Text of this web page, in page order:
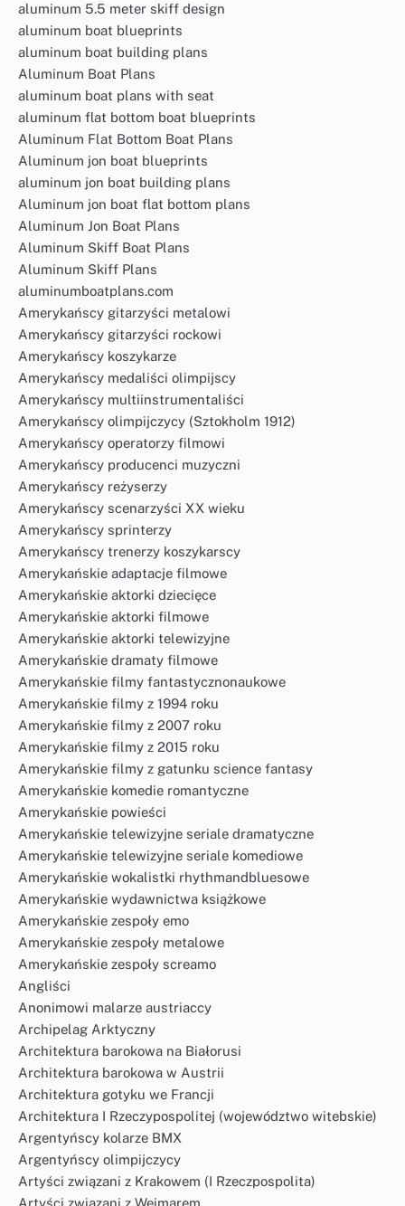
aluminum 5.5 meter skiff design
aluminum boat blueprints
aluminum boat building plans
Aluminum Boat Plans
aluminum boat plans with seat
aluminum flat bottom boat blueprints
Aluminum Flat Bottom Boat Plans
Aluminum jon boat blueprints
aluminum jon boat building plans
Aluminum jon boat flat bottom plans
Aluminum Jon Boat Plans
Aluminum Skiff Boat Plans
Aluminum Skiff Plans
aluminumboatplans.com
Amerykańscy gitarzyści metalowi
Amerykańscy gitarzyści rockowi
Amerykańscy koszykarze
Amerykańscy medaliści olimpijscy
Amerykańscy multiinstrumentaliści
Amerykańscy olimpijczycy (Sztokholm 1912)
Amerykańscy operatorzy filmowi
Amerykańscy producenci muzyczni
Amerykańscy reżyserzy
Amerykańscy scenarzyści XX wieku
Amerykańscy sprinterzy
Amerykańscy trenerzy koszykarscy
Amerykańskie adaptacje filmowe
Amerykańskie aktorki dziecięce
Amerykańskie aktorki filmowe
Amerykańskie aktorki telewizyjne
Amerykańskie dramaty filmowe
Amerykańskie filmy fantastycznonaukowe
Amerykańskie filmy z 1994 roku
Amerykańskie filmy z 2007 roku
Amerykańskie filmy z 2015 roku
Amerykańskie filmy z gatunku science fantasy
Amerykańskie komedie romantyczne
Amerykańskie powieści
Amerykańskie telewizyjne seriale dramatyczne
Amerykańskie telewizyjne seriale komediowe
Amerykańskie wokalistki rhythmandbluesowe
Amerykańskie wydawnictwa książkowe
Amerykańskie zespoły emo
Amerykańskie zespoły metalowe
Amerykańskie zespoły screamo
Angliści
Anonimowi malarze austriaccy
Archipelag Arktyczny
Architektura barokowa na Białorusi
Architektura barokowa w Austrii
Architektura gotyku we Francji
Architektura I Rzeczypospolitej (województwo witebskie)
Argentyńscy kolarze BMX
Argentyńscy olimpijczycy
Artyści związani z Krakowem (I Rzeczpospolita)